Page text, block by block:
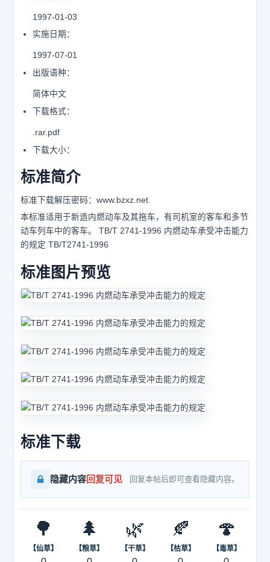
1997-01-03
实施日期：
1997-07-01
出版语种：
简体中文
下载格式：
.rar.pdf
下载大小：
标准简介
标准下载解压密码：www.bzxz.net
本标准适用于新造内燃动车及其拖车，有司机室的客车和多节
动车列车中的客车。 TB/T 2741-1996 内燃动车承受冲击能力
的规定 TB/T2741-1996
标准图片预览
标准下载
隐藏内容回复可见 回复本帖后即可查看隐藏内容。
🌳
【仙草】
🌲
【粮草】
🌿
【干草】
🍂
【枯草】
🍄
【毒草】